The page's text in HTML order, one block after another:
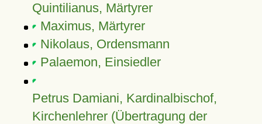
Quintilianus, Märtyrer
Maximus, Märtyrer
Nikolaus, Ordensmann
Palaemon, Einsiedler
Petrus Damiani, Kardinalbischof,
Kirchenlehrer (Übertragung der